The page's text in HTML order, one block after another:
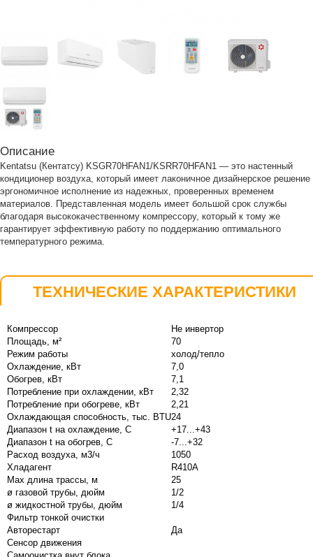
Описание
Kentatsu (Кентатсу) KSGR70HFAN1/KSRR70HFAN1 — это настенный
кондиционер воздуха, который имеет лаконичное дизайнерское решение
эргономичное исполнение из надежных, проверенных временем
материалов. Представленная модель имеет большой срок службы
благодаря высококачественному компрессору, который к тому же
гарантирует эффективную работу по поддержанию оптимального
температурного режима.
ТЕХНИЧЕСКИЕ ХАРАКТЕРИСТИКИ
Компрессор
Не инвертор
Площадь, м²
70
Режим работы
холод/тепло
Охлаждение, кВт
7,0
Обогрев, кВт
7,1
Потребление при охлаждении, кВт
2,32
Потребление при обогреве, кВт
2,21
Охлаждающая способность, тыс. BTU24
Диапазон t на охлаждение, С
+17...+43
Диапазон t на обогрев, С
-7...+32
Расход воздуха, м3/ч
1050
Хладагент
R410A
Max длина трассы, м
25
ø газовой трубы, дюйм
1/2
ø жидкостной трубы, дюйм
1/4
Фильтр тонкой очистки
Авторестарт
Да
Сенсор движения